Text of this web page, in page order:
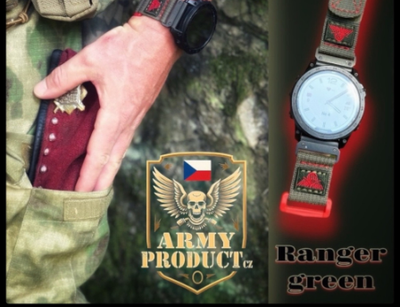
KONTAKT
Armyproduct
Milan Brunclík
Biskupství 156
Náměšť na Hané
Česká republika (EU)
+420 608 965 816
armyproduct@armyproduct.cz